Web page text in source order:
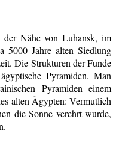
Nähe von Luhansk, im
5000 Jahre alten Siedlung
Die Strukturen der Funde
Pyramiden. Man
Pyramiden einem
alten Ägypten: Vermutlich
die Sonne verehrt wurde,